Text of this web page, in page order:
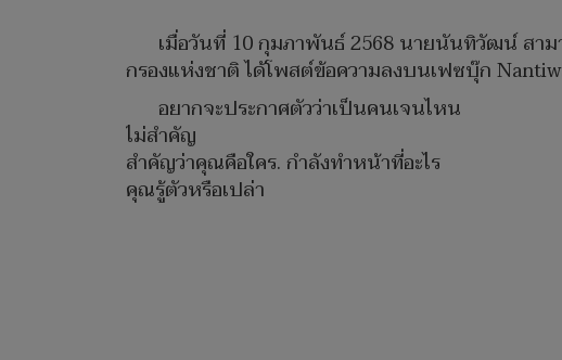
เมื่อวันที่ 10 กุมภาพันธ์ 2568 นายนันทิวัฒน์ สาม
กรองแห่งชาติ ได้โพสต์ข้อความลงบนเฟซบุ๊ก
อยากจะประกาศตัวว่าเป็นคนเจนไหน
ไม่สำคัญ
สำคัญว่าคุณคือใคร. กำลังทำหน้าที่อะไร
คุณรู้ตัวหรือเปล่า